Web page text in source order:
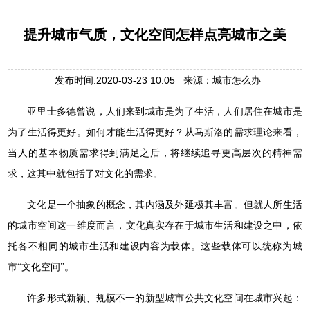
提升城市气质，文化空间怎样点亮城市之美
发布时间:2020-03-23 10:05 来源：城市怎么办
亚里士多德曾说，人们来到城市是为了生活，人们居住在城市是
为了生活得更好。如何才能生活得更好？从马斯洛的需求理论来看，
当人的基本物质需求得到满足之后，将继续追寻更高层次的精神需
求，这其中就包括了对文化的需求。
文化是一个抽象的概念，其内涵及外延极其丰富。但就人所生活
的城市空间这一维度而言，文化真实存在于城市生活和建设之中，依
托各不相同的城市生活和建设内容为载体。这些载体可以统称为城
市“文化空间”。
许多形式新颖、规模不一的新型城市公共文化空间在城市兴起：